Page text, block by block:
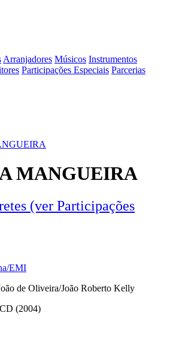
Arranjadores Músicos Instrumentos
Participações Especiais Parcerias
MANGUEIRA
(ver Participações
EMI
de Oliveira/João Roberto Kelly
(2004)